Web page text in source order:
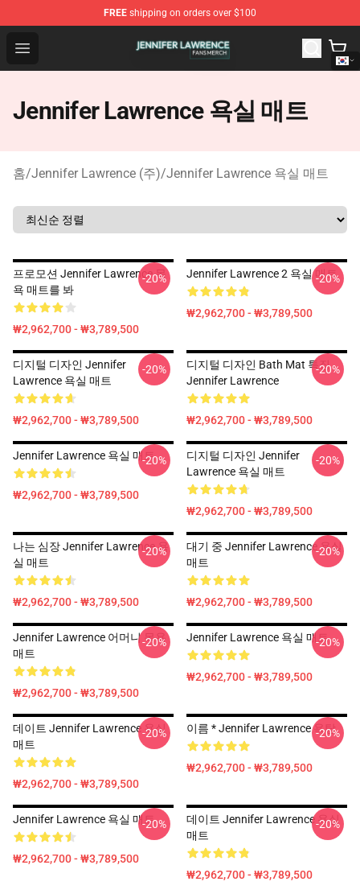
FREE shipping on orders over $100
Open menu
Jennifer Lawrence Shop - Official Jennifer Lawrence
Jennifer Lawrence 욕실 매트
홈/Jennifer Lawrence (주)/Jennifer Lawrence 욕실 매트
프로모션 Jennifer Lawrence 목
욕 매트를 봐
₩2,962,700 - ₩3,789,500
-20% Jennifer Lawrence 2 욕실 매트
₩2,962,700 - ₩3,789,500
-20%
디지털 디자인 Jennifer
Lawrence 욕실 매트
₩2,962,700 - ₩3,789,500
-20%
디지털 디자인 Bath Mat 특징
Jennifer Lawrence
₩2,962,700 - ₩3,789,500
-20%
Jennifer Lawrence 욕실 매트
₩2,962,700 - ₩3,789,500
-20%
디지털 디자인 Jennifer
Lawrence 욕실 매트
₩2,962,700 - ₩3,789,500
-20%
나는 심장 Jennifer Lawrence 욕
실 매트
₩2,962,700 - ₩3,789,500
-20%
대기 중 Jennifer Lawrence 욕실
매트
₩2,962,700 - ₩3,789,500
-20%
Jennifer Lawrence 어머니 목욕
매트
₩2,962,700 - ₩3,789,500
-20% Jennifer Lawrence 욕실 매트
₩2,962,700 - ₩3,789,500
-20%
데이트 Jennifer Lawrence 욕실
매트
₩2,962,700 - ₩3,789,500
-20% 이름 * Jennifer Lawrence 욕탕
₩2,962,700 - ₩3,789,500
-20%
Jennifer Lawrence 욕실 매트
₩2,962,700 - ₩3,789,500
-20%
데이트 Jennifer Lawrence 욕실
매트
₩2,962,700 - ₩3,789,500
-20%